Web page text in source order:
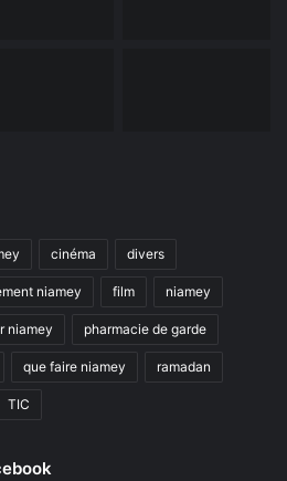
cinéma divers
niamey film niamey
niamey pharmacie de garde
que faire niamey ramadan
TIC